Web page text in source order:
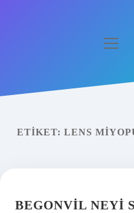
Yasal Uyarı
ETIKET: LENS
BEGONVIL NEYI